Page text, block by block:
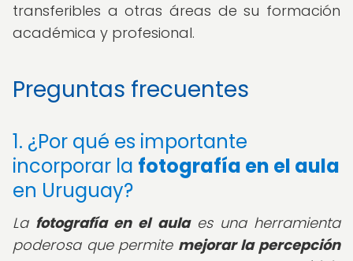
transferibles a otras áreas de su formación
académica y profesional.
Preguntas frecuentes
1. ¿Por qué es importante
incorporar la fotografía en el aula
en Uruguay?
La fotografía en el aulaes una herramienta
poderosa que permite mejorar la percepción